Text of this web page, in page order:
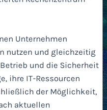
Unternehmen
nutzen und gleichzeitig
und die Sicherheit
ihre IT-Ressourcen
der Möglichkeit,
aktuellen